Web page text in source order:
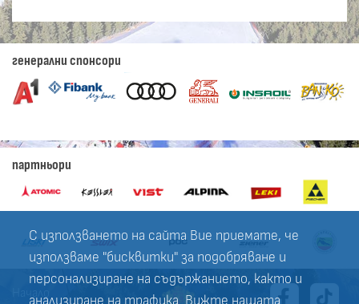
С използването на сайта Вие приемате, че
използваме "бисквитки" за подобряване и
персонализиране на съдържанието, както и
анализиране на трафика. Вижте нашата
генерални спонсори
партньори